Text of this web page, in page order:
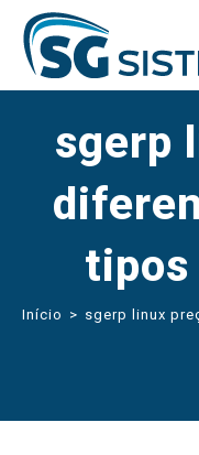
sgerp
Início > sgerp linux